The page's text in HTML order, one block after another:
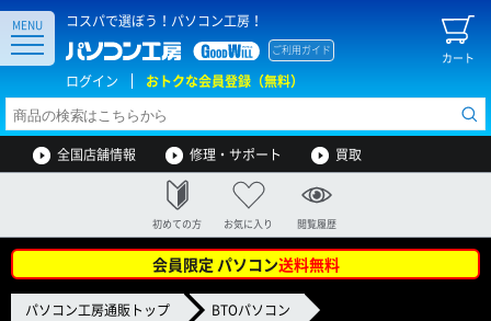
コスパで選ぼう！パソコン工房！
カート
ご利用ガイド
ログイン おトクな会員登録（無料）
MENU
全国店舗情報 修理・サポート 買取
初めての方 お気に入り 閲覧履歴
会員限定 パソコン送料無料
パソコン工房通販トップ BTOパソコン